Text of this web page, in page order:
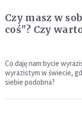
Czy masz w
coś"? Czy
Co daję nam bycie
wyrazistym w świecie,
siebie podobna?